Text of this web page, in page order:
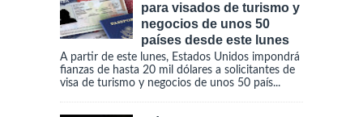
para visados de turismo y
negocios de unos 50
países desde este lunes
A partir de este lunes, Estados Unidos impondrá
fianzas de hasta 20 mil dólares a solicitantes de
visa de turismo y negocios de unos 50 país...